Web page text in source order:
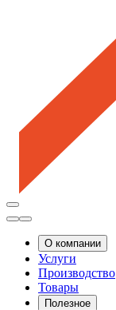
О компании
Услуги
Производство
Товары
Полезное